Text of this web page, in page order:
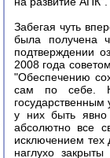
Забегая чуть
была получена
подтверждении
2008 года
"Обеспечению
сам по себе.
государственным
у них быть
абсолютно все
исключением тех
наглухо